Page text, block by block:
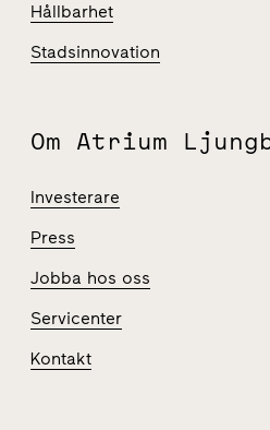
Hållbarhet
Stadsinnovation
Om Atrium
Investerare
Press
Jobba hos oss
Servicenter
Kontakt